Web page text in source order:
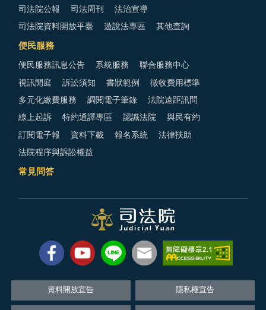
司法院公報 司法周刊 法治宣導
司法院資料開放平臺 遊說法專區 其他查詢
便民服務
便民服務訊息公告 系統服務 聯合服務中心
視訊開庭 訴訟須知 書狀範例 徵收費用標準
多元化繳費服務 調閱電子筆錄 法院遠距訊問
線上起訴 特約通譯專區 認識法院 與民有約
訂閱電子報 資料下載 報名系統 法律扶助
法院程序與訴訟權益
常見問答
資料開放宣告 隱私權宣告